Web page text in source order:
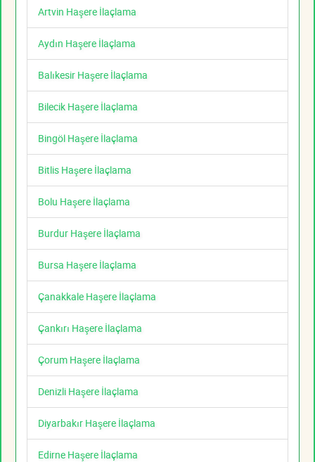
Artvin Haşere İlaçlama
Aydın Haşere İlaçlama
Balıkesir Haşere İlaçlama
Bilecik Haşere İlaçlama
Bingöl Haşere İlaçlama
Bitlis Haşere İlaçlama
Bolu Haşere İlaçlama
Burdur Haşere İlaçlama
Bursa Haşere İlaçlama
Çanakkale Haşere İlaçlama
Çankırı Haşere İlaçlama
Çorum Haşere İlaçlama
Denizli Haşere İlaçlama
Diyarbakır Haşere İlaçlama
Edirne Haşere İlaçlama